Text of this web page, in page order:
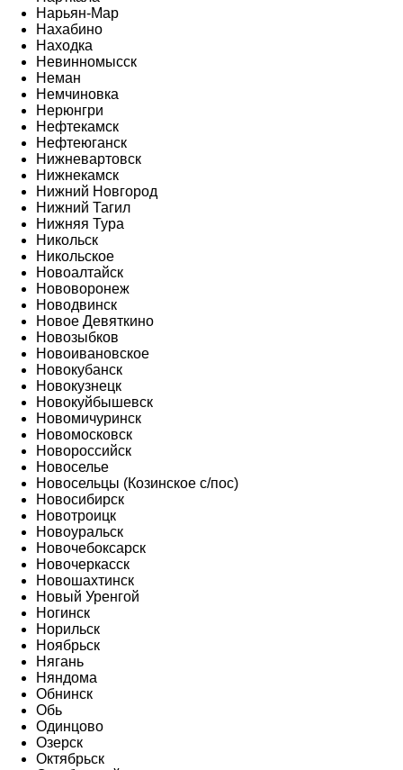
Нарьян-Мар
Нахабино
Находка
Невинномысск
Неман
Немчиновка
Нерюнгри
Нефтекамск
Нефтеюганск
Нижневартовск
Нижнекамск
Нижний Новгород
Нижний Тагил
Нижняя Тура
Никольск
Никольское
Новоалтайск
Нововоронеж
Новодвинск
Новое Девяткино
Новозыбков
Новоивановское
Новокубанск
Новокузнецк
Новокуйбышевск
Новомичуринск
Новомосковск
Новороссийск
Новоселье
Новосельцы (Козинское с/пос)
Новосибирск
Новотроицк
Новоуральск
Новочебоксарск
Новочеркасск
Новошахтинск
Новый Уренгой
Ногинск
Норильск
Ноябрьск
Нягань
Няндома
Обнинск
Обь
Одинцово
Озерск
Октябрьск